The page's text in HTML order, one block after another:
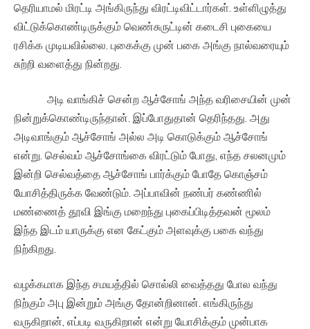
தெரியாமல் மிரட்டி அங்கிருந்து விரட்டிவிட்டார்கள். உள்ளிழுத்து
விட்டுக்கொண்டிருக்கும் வெண்சுருட்டின் கடைசி புகையை
ரசிக்க முடியவில்லை. புகைக்கு முன் பகை அங்கு நால்வரையும்
சுற்றி வளைத்து நின்றது.
அடி வாங்கிச் சென்ற ஆச்சோங் அந்த வரிசையின் முன்
நின்றுக்கொண்டிருந்தான். இப்போதுதான் தெரிந்தது. அது
அடிவாங்கும் ஆச்சோங் அல்ல அடி கொடுக்கும் ஆச்சோங்
என்று. செல்வம் ஆச்சோங்கை விரட்டும் போது, எந்த சலனமும்
இன்றி செல்வத்தை ஆச்சோங் பார்க்கும் போதே கொஞ்சம்
யோசித்திருக்க வேண்டும். அப்பாவின் நண்பர் கண்ணில்
மண்ணைத் தூவி இங்கு மறைந்து புகைப்பிடித்தவன் மூலம்
இந்த இடம் யாருக்கு என கேட்கும் அளவுக்கு பகை வந்து
நிற்கிறது.
வழக்கமாக இந்த சமயத்தில் சொல்லி வைத்தது போல வந்து
நிற்கும் அபு இன்றும் அங்கு தோன்றினான். எங்கிருந்து
வருகிறான், எப்படி வருகிறான் என்று யோசிக்கும் முன்பாக